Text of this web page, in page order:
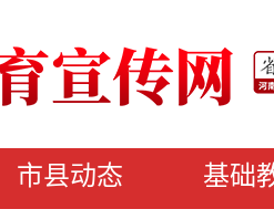
市县动态 基础